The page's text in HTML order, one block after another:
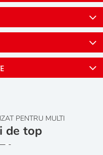
PENTRU MULTI
de top